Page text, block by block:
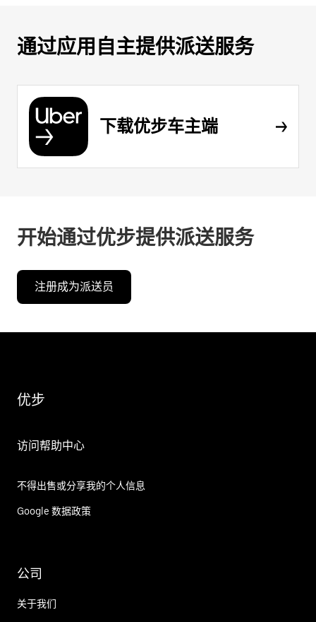
通过应用自主提供派送服务
下载优步车主端
开始通过优步提供派送服务
注册成为派送员
优步
访问帮助中心
不得出售或分享我的个人信息
Google 数据政策
公司
关于我们